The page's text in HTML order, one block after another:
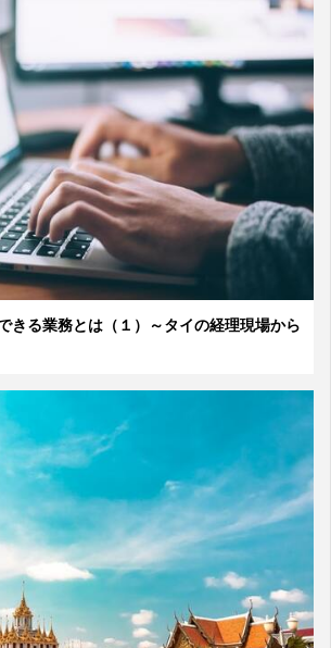
きる業務とは（１）～タイの経理現場から